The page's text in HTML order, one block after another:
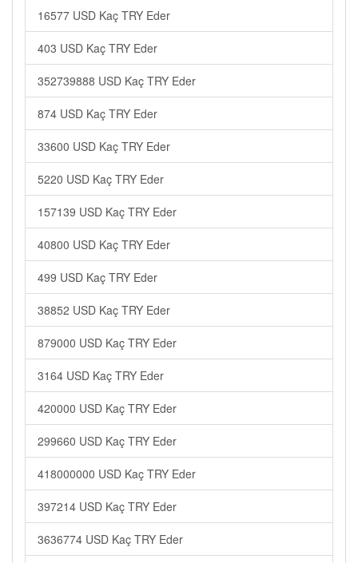
16577 USD Kaç TRY Eder
403 USD Kaç TRY Eder
352739888 USD Kaç TRY Eder
874 USD Kaç TRY Eder
33600 USD Kaç TRY Eder
5220 USD Kaç TRY Eder
157139 USD Kaç TRY Eder
40800 USD Kaç TRY Eder
499 USD Kaç TRY Eder
38852 USD Kaç TRY Eder
879000 USD Kaç TRY Eder
3164 USD Kaç TRY Eder
420000 USD Kaç TRY Eder
299660 USD Kaç TRY Eder
418000000 USD Kaç TRY Eder
397214 USD Kaç TRY Eder
3636774 USD Kaç TRY Eder